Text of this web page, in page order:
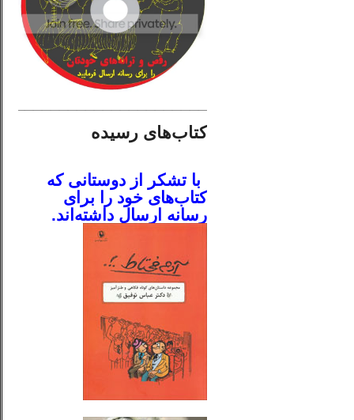
کتاب‌های رسیده
با تشکر از دوستانی که
کتاب‌های خود را برای
رسانه ارسال داشته‌اند.